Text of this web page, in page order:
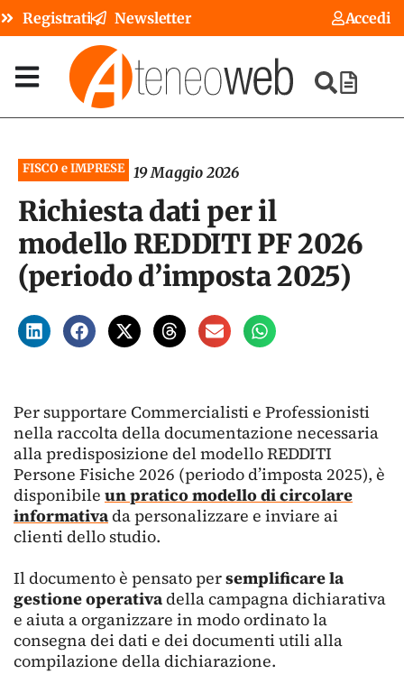
Registrati Newsletter Accedi
FISCO e IMPRESE 19 Maggio 2026
Richiesta dati per il
modello REDDITI PF 2026
(periodo d’imposta 2025)
Per supportare Commercialisti e Professionisti
nella raccolta della documentazione necessaria
alla predisposizione del modello REDDITI
Persone Fisiche 2026 (periodo d’imposta 2025), è
disponibile un pratico modello di circolare
informativada personalizzare e inviare ai
clienti dello studio.
Il documento è pensato persemplificare la
gestione operativadella campagna dichiarativa
e aiuta a organizzare in modo ordinato la
consegna dei dati e dei documenti utili alla
compilazione della dichiarazione.